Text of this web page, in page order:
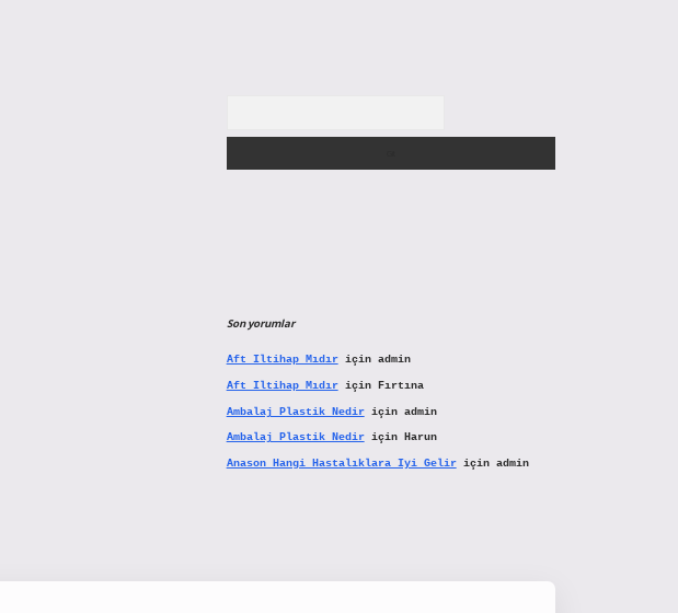
Son yorumlar
Aft Iltihap Mıdıriçin admin
Aft Iltihap Mıdıriçin Fırtına
Ambalaj Plastik Nediriçin admin
Ambalaj Plastik Nediriçin Harun
Anason Hangi Hastalıklara Iyi Geliriçin admin